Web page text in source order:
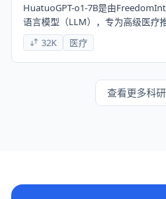
HuatuoGPT-o1-7B是由
语言模型（LLM），专为高级医疗
答之前，会生成复杂的思考过程，
32K 医疗
查看更多科